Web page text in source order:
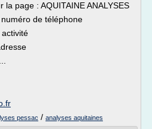
page : AQUITAINE ANALYSES
de téléphone
pessac / analyses aquitaines